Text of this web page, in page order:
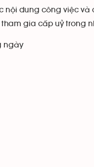
nội dung công việc
gia cấp uỷ trong
ngày